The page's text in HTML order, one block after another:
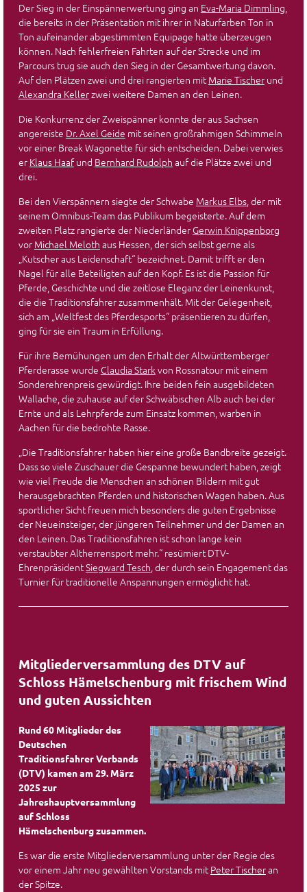
Der Sieg in der Einspännerwertung ging an Eva-Maria Dimmling,
die bereits in der Präsentation mit ihrer in Naturfarben Ton in
Ton aufeinander abgestimmten Equipage hatte überzeugen
können. Nach fehlerfreien Fahrten auf der Strecke und im
Parcours trug sie auch den Sieg in der Gesamtwertung davon.
Auf den Plätzen zwei und drei rangierten mitMarie Tischerund
Alexandra Kellerzwei weitere Damen an den Leinen.
Die Konkurrenz der Zweispänner konnte der aus Sachsen
angereiste Dr. Axel Geide mit seinen großrahmigen Schimmeln
vor einer Break Wagonette für sich entscheiden. Dabei verwies
er Klaus Haafund Bernhard Rudolph auf die Plätze zwei und
drei.
Bei den Vierspännern siegte der Schwabe Markus Elbs, der mit
seinem Omnibus-Team das Publikum begeisterte. Auf dem
zweiten Platz rangierte der Niederländer Gerwin Knippenborg
vor Michael Meloth aus Hessen, der sich selbst gerne als
„Kutscher aus Leidenschaft“ bezeichnet. Damit trifft er den
Nagel für alle Beteiligten auf den Kopf. Es ist die Passion für
Pferde, Geschichte und die zeitlose Eleganz der Leinenkunst,
die die Traditionsfahrer zusammenhält. Mit der Gelegenheit,
sich am „Weltfest des Pferdesports“ präsentieren zu dürfen,
ging für sie ein Traum in Erfüllung.
Für ihre Bemühungen um den Erhalt der Altwürttemberger
Pferderasse wurde Claudia Starkvon Rossnatour mit einem
Sonderehrenpreis gewürdigt. Ihre beiden fein ausgebildeten
Wallache, die zuhause auf der Schwäbischen Alb auch bei der
Ernte und als Lehrpferde zum Einsatz kommen, warben in
Aachen für die bedrohte Rasse.
„Die Traditionsfahrer haben hier eine große Bandbreite gezeigt.
Dass so viele Zuschauer die Gespanne bewundert haben, zeigt
wie viel Freude die Menschen an schönen Bildern mit gut
herausgebrachten Pferden und historischen Wagen haben. Aus
sportlicher Sicht freuen mich besonders die guten Ergebnisse
der Neueinsteiger, der jüngeren Teilnehmer und der Damen an
den Leinen. Das Traditionsfahren ist schon lange kein
verstaubter Altherrensport mehr.“ resümiert DTV-
EhrenpräsidentSiegward Tesch, der durch sein Engagement das
Turnier für traditionelle Anspannungen ermöglicht hat.
Mitgliederversammlung des DTV auf
Schloss Hämelschenburg mit frischem Wind
und guten Aussichten
Rund 60 Mitglieder des
Deutschen
Traditionsfahrer Verbands
(DTV) kamen am 29. März
2025 zur
Jahreshauptversammlung
auf Schloss
Hämelschenburg zusammen.
Es war die erste Mitgliederversammlung unter der Regie des
vor einem Jahr neu gewählten Vorstands mitPeter Tischeran
der Spitze.